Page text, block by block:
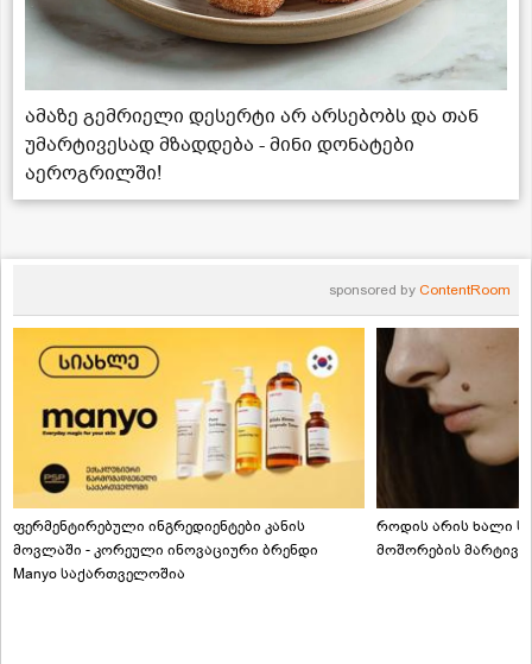
ამაზე გემრიელი დესერტი არ არსებობს და თან
უმარტივესად მზადდება - მინი დონატები
აეროგრილში!
sponsored by ContentRoom
ფერმენტირებული ინგრედიენტები კანის
მოვლაში - კორეული ინოვაციური ბრენდი
Manyo საქართველოშია
როდის არის ხალი
მოშორების